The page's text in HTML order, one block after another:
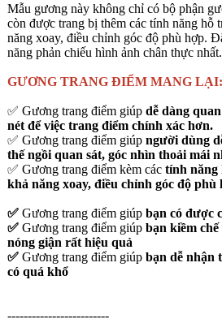
Mẫu gương này không chỉ có bộ phận
còn được trang bị thêm các tính năng hỗ
năng xoay, điều chỉnh góc độ phù hợp.
năng phản chiếu hình ảnh chân thực nhất.
GƯƠNG TRANG ĐIỂM MANG LẠI:
✅ Gương trang điểm giúp dễ dàng
nét để việc trang điểm chính xác hơn.
✅ Gương trang điểm giúp người dùng
thế ngồi quan sát, góc nhìn thoải mái
✅ Gương trang điểm kèm các tính năng
khả năng xoay, điều chỉnh góc độ phù
✅ Gương trang điểm giúpbạn có được
✅ Gương trang điểm giúpbạn kiềm chế
nóng giận rất hiệu quả
✅ Gương trang điểm giúpbạn dễ nhận
có quá khổ
-------------------------